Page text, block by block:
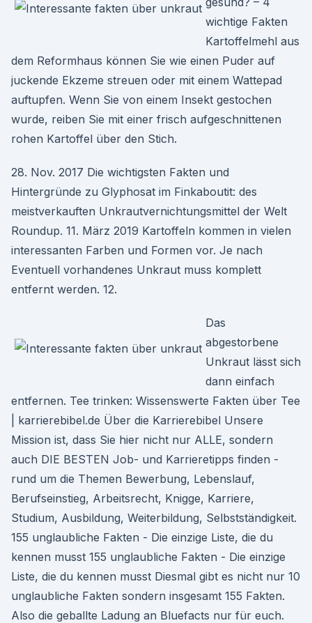
wichtige Fakten
Kartoffelmehl aus
dem Reformhaus können Sie wie einen Puder auf
juckende Ekzeme streuen oder mit einem Wattepad
auftupfen. Wenn Sie von einem Insekt gestochen
wurde, reiben Sie mit einer frisch aufgeschnittenen
rohen Kartoffel über den Stich.
28. Nov. 2017 Die wichtigsten Fakten und
Hintergründe zu Glyphosat im Finkaboutit: des
meistverkauften Unkrautvernichtungsmittel der Welt
Roundup. 11. März 2019 Kartoffeln kommen in vielen
interessanten Farben und Formen vor. Je nach
Eventuell vorhandenes Unkraut muss komplett
entfernt werden. 12.
Das
abgestorbene
Unkraut lässt sich
dann einfach
entfernen. Tee trinken: Wissenswerte Fakten über Tee
| karrierebibel.de Über die Karrierebibel Unsere
Mission ist, dass Sie hier nicht nur ALLE, sondern
auch DIE BESTEN Job- und Karrieretipps finden -
rund um die Themen Bewerbung, Lebenslauf,
Berufseinstieg, Arbeitsrecht, Knigge, Karriere,
Studium, Ausbildung, Weiterbildung, Selbstständigkeit.
155 unglaubliche Fakten - Die einzige Liste, die du
kennen musst 155 unglaubliche Fakten - Die einzige
Liste, die du kennen musst Diesmal gibt es nicht nur 10
unglaubliche Fakten sondern insgesamt 155 Fakten.
Also die geballte Ladung an Bluefacts nur für euch.